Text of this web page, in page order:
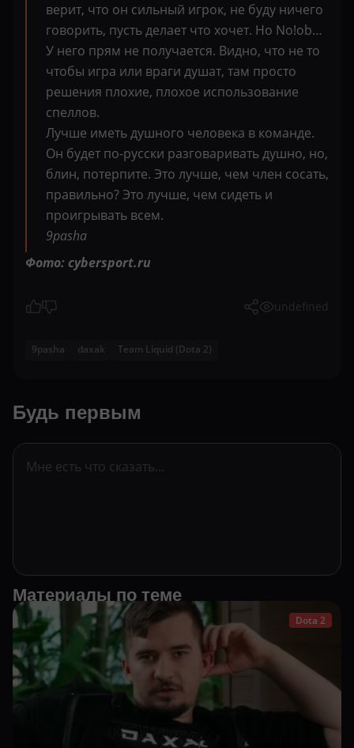
верит, что он сильный игрок, не буду ничего
говорить, пусть делает что хочет. Но No!ob…
У него прям не получается. Видно, что не то
чтобы игра или враги душат, там просто
решения плохие, плохое использование
спеллов.
Лучше иметь душного человека в команде.
Он будет по-русски разговаривать душно, но,
блин, потерпите. Это лучше, чем член сосать,
правильно? Это лучше, чем сидеть и
проигрывать всем.
9pasha
Фото: cybersport.ru
undefined
9pasha daxak Team Liquid (Dota 2)
Будь первым
Материалы по теме
Dota 2